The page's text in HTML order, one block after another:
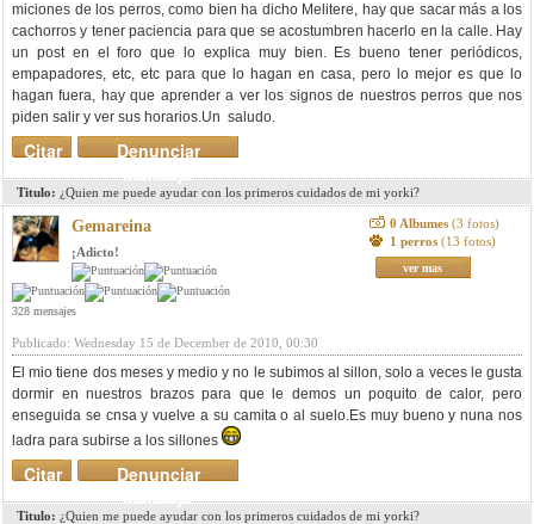
miciones de los perros, como bien ha dicho Melitere, hay que sacar más a los
cachorros y tener paciencia para que se acostumbren hacerlo en la calle. Hay
un post en el foro que lo explica muy bien. Es bueno tener periódicos,
empapadores, etc, etc para que lo hagan en casa, pero lo mejor es que lo
hagan fuera, hay que aprender a ver los signos de nuestros perros que nos
piden salir y ver sus horarios.Un saludo.
Denunciar
mensaje
Citar
Titulo: ¿Quien me puede ayudar con los primeros cuidados de mi yorki?
Gemareina
¡Adicto!
328 mensajes
0 Albumes (3 fotos)
1 perros (13 fotos)
ver mas
Publicado: Wednesday 15 de December de 2010, 00:30
El mio tiene dos meses y medio y no le subimos al sillon, solo a veces le gusta
dormir en nuestros brazos para que le demos un poquito de calor, pero
enseguida se cnsa y vuelve a su camita o al suelo.Es muy bueno y nuna nos
ladra para subirse a los sillones
Denunciar
mensaje
Citar
Titulo: ¿Quien me puede ayudar con los primeros cuidados de mi yorki?